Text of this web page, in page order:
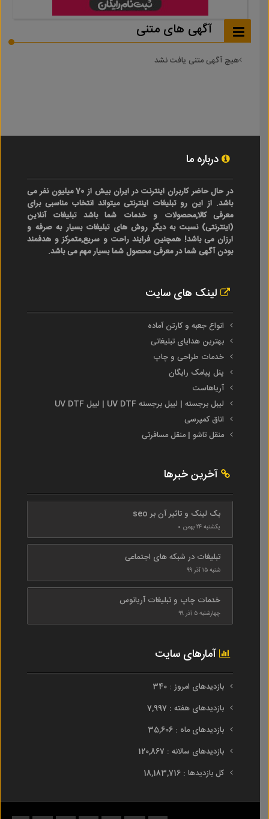
آگهی های متنی
هیچ آگهی متنی یافت نشد
درباره ما
در حال حاضر کاربران اینترنت در ایران بیش از 70 میلیون نفر می
باشد. از این رو تبلیغات اینترنتی میتواند انتخاب مناسبی برای
معرفی کالا,محصولات و خدمات شما باشد تبلیغات آنلاین
(اینترنتی) نسبت به دیگر روش های تبلیغات بسیار به صرفه و
ارزان می باشد! همچنین فرایند راحت و سریع,متمرکز و هدفمند
بودن آگهی شما در معرفی محصول شما بسیار مهم می باشد.
لینک های سایت
انواع جعبه و کارتن آماده
بهترین هدایای تبلیغاتی
خدمات طراحی و چاپ
پنل پیامک رایگان
آریاهاست
لیبل برجسته | لیبل برجسته UV DTF | لیبل UV DTF
اتاق کمپرسی
منقل تاشو | منقل مسافرتی
آخرین خبرها
بک لینک و تاثیر آن بر seo
یکشنبه ۲۴ بهمن ۰
تبلیغات در شبکه های اجتماعی
شنبه ۱۵ آذر ۹۹
خدمات چاپ و تبلیغات آریانوس
چهارشنبه ۵ آذر ۹۹
آمارهای سایت
بازدیدهای امروز : 340
بازدیدهای هفته : 7,997
بازدیدهای ماه : 35,606
بازدیدهای سالانه : 120,867
کل بازدیدها : 18,183,716